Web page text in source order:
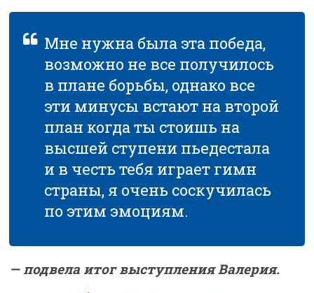
Мне нужна была эта победа,
возможно не все получилось
в плане борьбы, однако все
эти минусы встают на второй
план когда ты стоишь на
высшей ступени пьедестала
и в честь тебя играет гимн
страны, я очень соскучилась
по этим эмоциям.
— подвела итог выступления Валерия.